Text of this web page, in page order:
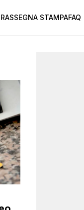
RASSEGNA STAMPAFAQ